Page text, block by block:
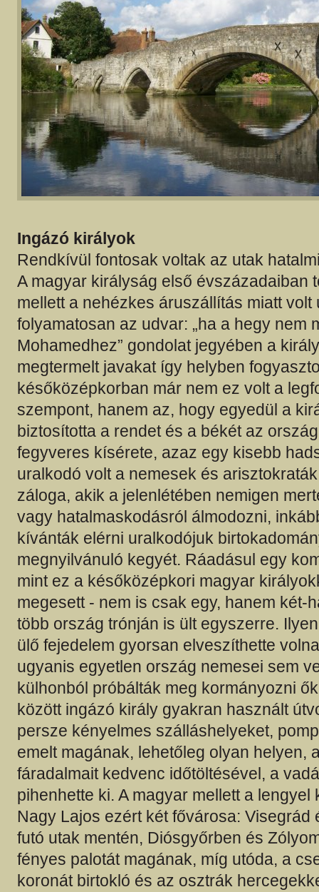
Ingázó királyok
Rendkívül fontosak voltak az utak
A magyar királyság első évszázadaiban
mellett a nehézkes áruszállítás miatt volt
folyamatosan az udvar: „ha a hegy nem
Mohamedhez” gondolat jegyében a
megtermelt javakat így helyben
későközépkorban már nem ez volt a
szempont, hanem az, hogy egyedül a
biztosította a rendet és a békét az
fegyveres kísérete, azaz egy kisebb
uralkodó volt a nemesek és
záloga, akik a jelenlétében nemigen
vagy hatalmaskodásról álmodozni,
kívánták elérni uralkodójuk
megnyilvánuló kegyét. Ráadásul egy
mint ez a későközépkori magyar
megesett - nem is csak egy, hanem két-
több ország trónján is ült egyszerre.
ülő fejedelem gyorsan elveszíthette
ugyanis egyetlen ország nemesei sem
külhonból próbálták meg kormányozni
között ingázó király gyakran használt
persze kényelmes szálláshelyeket,
emelt magának, lehetőleg olyan helyen,
fáradalmait kedvenc időtöltésével, a
pihenhette ki. A magyar mellett a lengyel
Nagy Lajos ezért két fővárosa: Visegrád
futó utak mentén, Diósgyőrben és
fényes palotát magának, míg utóda, a
koronát birtokló és az osztrák